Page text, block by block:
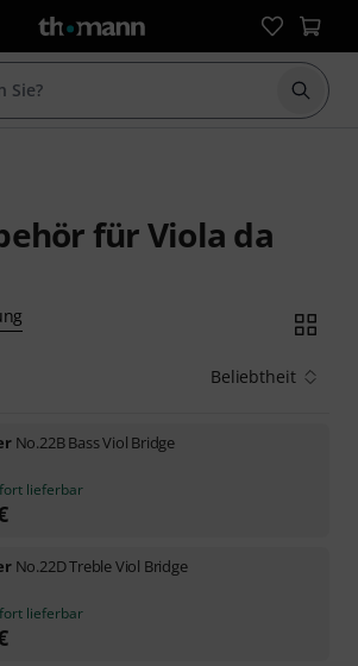
Suche
für Viola da
Beliebtheit
No.22B Bass Viol Bridge
lieferbar
No.22D Treble Viol Bridge
lieferbar